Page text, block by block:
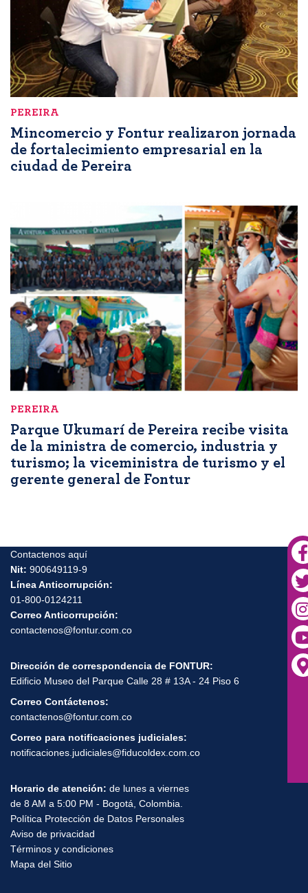
PEREIRA
Mincomercio y Fontur realizaron jornada
de fortalecimiento empresarial en la
ciudad de Pereira
PEREIRA
Parque Ukumarí de Pereira recibe visita
de la ministra de comercio, industria y
turismo; la viceministra de turismo y el
gerente general de Fontur
Contactenos aquí
Nit: 900649119-9
Línea Anticorrupción:
01-800-0124211
Correo Anticorrupción:
contactenos@fontur.com.co
Dirección de correspondencia de FONTUR:
Edificio Museo del Parque Calle 28 # 13A - 24 Piso 6
Correo Contáctenos:
contactenos@fontur.com.co
Correo para notificaciones judiciales:
notificaciones.judiciales@fiducoldex.com.co
Horario de atención: de lunes a viernes
de 8 AM a 5:00 PM - Bogotá, Colombia.
Política Protección de Datos Personales
Aviso de privacidad
Términos y condiciones
Mapa del Sitio